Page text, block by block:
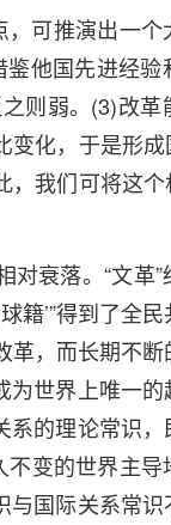
可推演出一
他国先进经验
则弱。(3)改革
变化，于是形
，我们可将这
衰落。“文革
籍’”得到了全
，而长期不
为世界上唯一
的理论常识
变的世界主
国际关系常